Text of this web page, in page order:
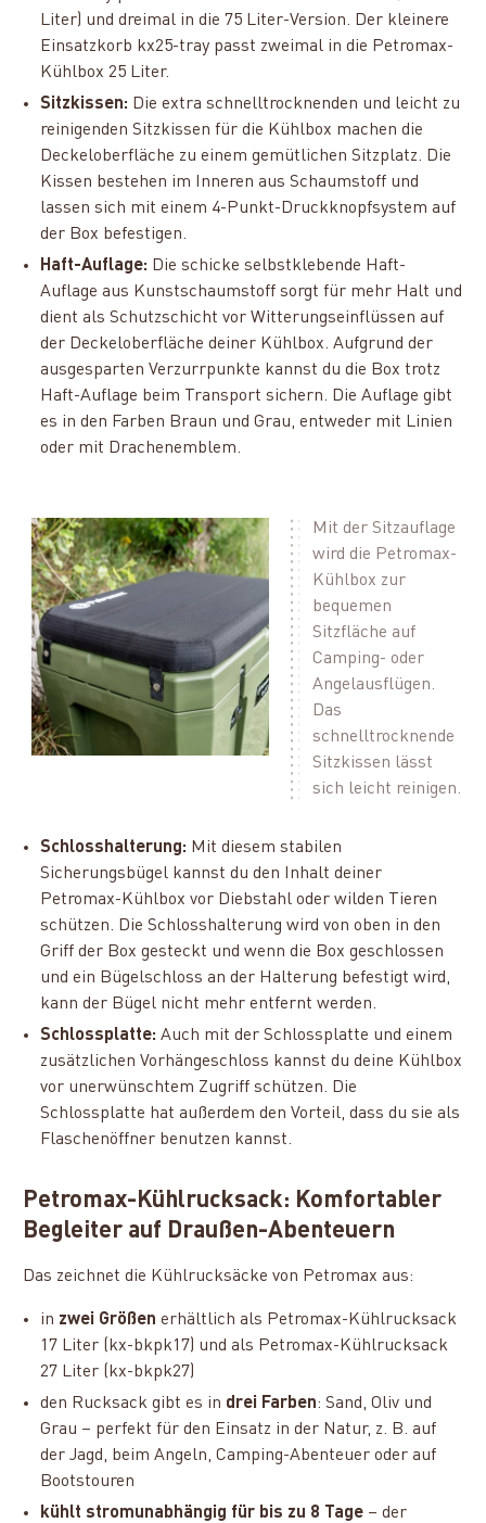
Liter) und dreimal in die 75 Liter-Version. Der kleinere
Einsatzkorb kx25-tray passt zweimal in die Petromax-
Kühlbox 25 Liter.
Sitzkissen: Die extra schnelltrocknenden und leicht zu
reinigenden Sitzkissen für die Kühlbox machen die
Deckeloberfläche zu einem gemütlichen Sitzplatz. Die
Kissen bestehen im Inneren aus Schaumstoff und
lassen sich mit einem 4-Punkt-Druckknopfsystem auf
der Box befestigen.
Haft-Auflage: Die schicke selbstklebende Haft-
Auflage aus Kunstschaumstoff sorgt für mehr Halt und
dient als Schutzschicht vor Witterungseinflüssen auf
der Deckeloberfläche deiner Kühlbox. Aufgrund der
ausgesparten Verzurrpunkte kannst du die Box trotz
Haft-Auflage beim Transport sichern. Die Auflage gibt
es in den Farben Braun und Grau, entweder mit Linien
oder mit Drachenemblem.
Mit der Sitzauflage
wird die Petromax-
Kühlbox zur
bequemen
Sitzfläche auf
Camping- oder
Angelausflügen.
Das
schnelltrocknende
Sitzkissen lässt
sich leicht reinigen.
Schlosshalterung: Mit diesem stabilen
Sicherungsbügel kannst du den Inhalt deiner
Petromax-Kühlbox vor Diebstahl oder wilden Tieren
schützen. Die Schlosshalterung wird von oben in den
Griff der Box gesteckt und wenn die Box geschlossen
und ein Bügelschloss an der Halterung befestigt wird,
kann der Bügel nicht mehr entfernt werden.
Schlossplatte:Auch mit der Schlossplatte und einem
zusätzlichen Vorhängeschloss kannst du deine Kühlbox
vor unerwünschtem Zugriff schützen. Die
Schlossplatte hat außerdem den Vorteil, dass du sie als
Flaschenöffner benutzen kannst.
Petromax-Kühlrucksack: Komfortabler
Begleiter auf Draußen-Abenteuern
Das zeichnet die Kühlrucksäcke von Petromax aus:
in zwei Größen erhältlich als Petromax-Kühlrucksack
17 Liter (kx-bkpk17) und als Petromax-Kühlrucksack
27 Liter (kx-bkpk27)
den Rucksack gibt es in drei Farben: Sand, Oliv und
Grau – perfekt für den Einsatz in der Natur, z. B. auf
der Jagd, beim Angeln, Camping-Abenteuer oder auf
Bootstouren
kühlt stromunabhängig für bis zu 8 Tage – der